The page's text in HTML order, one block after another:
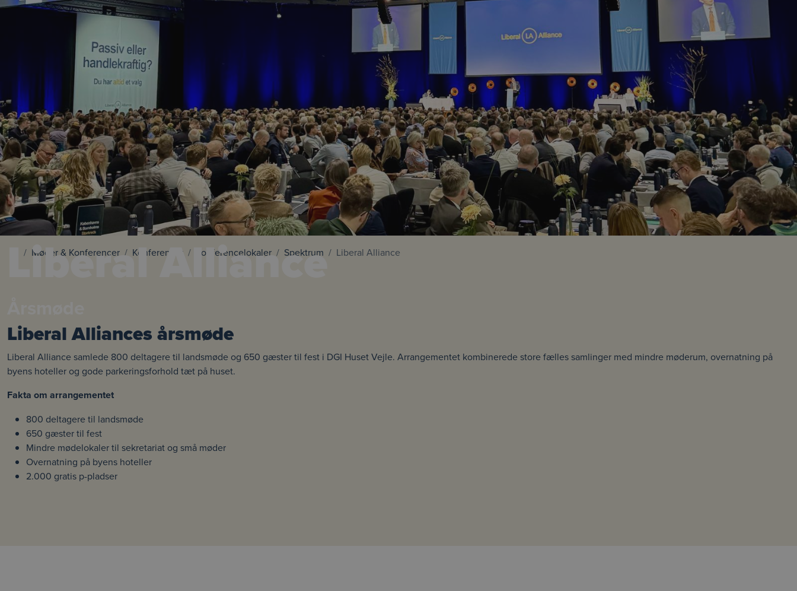
Liberal Alliance
Møder & Konferencer Konferencer Konferencelokaler Spektrum Liberal Alliance
Liberal Alliances årsmøde
Liberal Alliance samlede 800 deltagere til landsmøde og 650 gæster til fest i DGI Huset Vejle. Arrangementet kombinerede store fælles samlinger med mindre møderum, overnatning på
byens hoteller og gode parkeringsforhold tæt på huset.
Fakta om arrangementet
800 deltagere til landsmøde
650 gæster til fest
Mindre mødelokaler til sekretariat og små møder
Overnatning på byens hoteller
2.000 gratis p-pladser